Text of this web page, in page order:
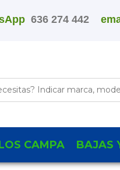
636 274 442
CAMPA BAJAS